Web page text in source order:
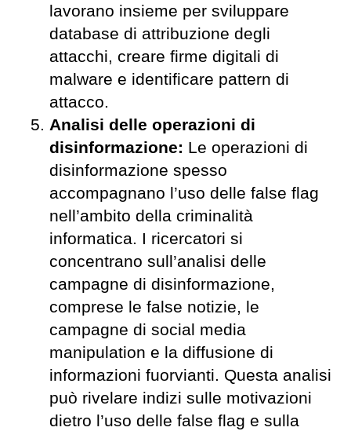
lavorano insieme per sviluppare
database di attribuzione degli
attacchi, creare firme digitali di
malware e identificare pattern di
attacco.
Analisi delle operazioni di
disinformazione: Le operazioni di
disinformazione spesso
accompagnano l’uso delle false flag
nell’ambito della criminalità
informatica. I ricercatori si
concentrano sull’analisi delle
campagne di disinformazione,
comprese le false notizie, le
campagne di social media
manipulation e la diffusione di
informazioni fuorvianti. Questa analisi
può rivelare indizi sulle motivazioni
dietro l’uso delle false flag e sulla